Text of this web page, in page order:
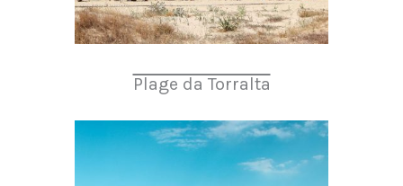
Plage da Torralta